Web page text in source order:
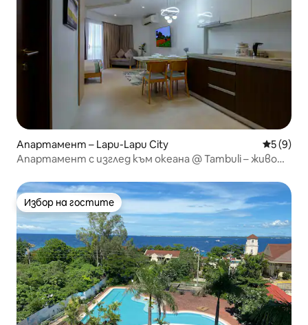
Апартамент – Lapu-Lapu City Средна
5 (9)
Апартамент с изглед към океана @ Tambuli – живот
Избор на гостите
Избор на гостите